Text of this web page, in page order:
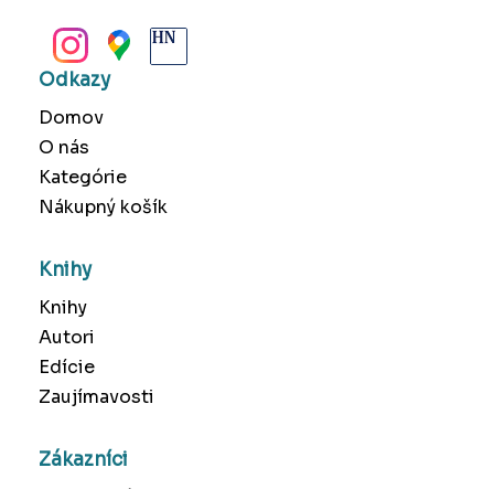
Odkazy
Domov
O nás
Kategórie
Nákupný košík
Knihy
Knihy
Autori
Edície
Zaujímavosti
Zákazníci